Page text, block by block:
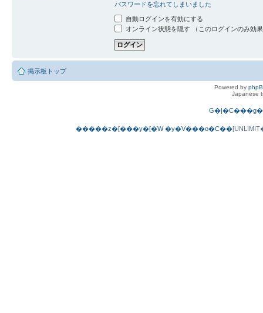
パスワードを忘れてしまいました
自動ログインを有効にする
オンライン状態を隠す （このログインのみ効
掲示板トップ
Powered by
Japanese
�����z�[���y�[�W �y�V���o�C��